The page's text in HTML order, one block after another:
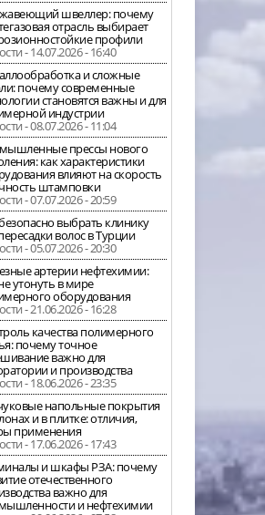
швеллер: почему
отрасль выбирает
профили
- 14.07.2026 - 16:40
и сложные
почему современные
становятся важны и для
индустрии
- 08.07.2026 - 11:04
прессы нового
как характеристики
влияют на скорость
штамповки
- 07.07.2026 - 20:59
выбрать клинику
волос в Турции
- 05.07.2026 - 20:30
артерии нефтехимии:
утонуть в мире
оборудования
- 21.06.2026 - 16:28
качества полимерного
почему точное
важно для
и производства
- 18.06.2026 - 23:35
напольные покрытия
и в плитке: отличия,
применения
- 17.06.2026 - 17:43
и шкафы РЗА: почему
отечественного
важно для
и нефтехимии